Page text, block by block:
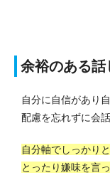
余裕のある話
自分に自信があり
配慮を忘れずに会
自分軸でしっかり
とったり嫌味を言